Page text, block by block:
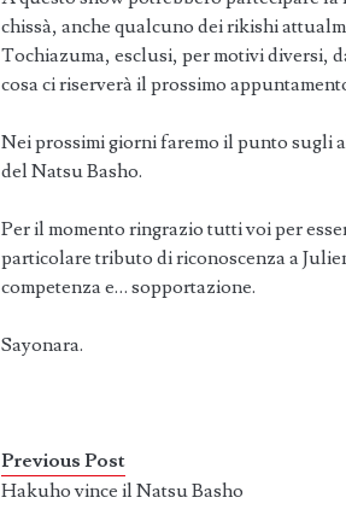
chissà, anche qualcuno dei rikishi
Tochiazuma, esclusi, per motivi diversi,
cosa ci riserverà il prossimo
Nei prossimi giorni faremo il punto sugli
del Natsu Basho.
Per il momento ringrazio tutti voi per
particolare tributo di riconoscenza a
competenza e… sopportazione.
Sayonara.
Previous Post
Hakuho vince il Natsu Basho